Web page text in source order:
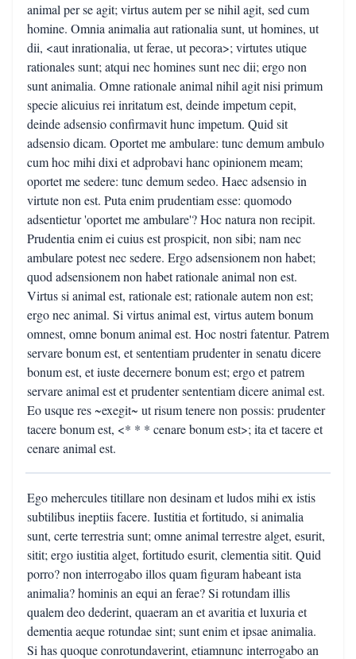
animal per se agit; virtus autem per se nihil agit, sed cum
homine. Omnia animalia aut rationalia sunt, ut homines, ut
dii, <aut inrationalia, ut ferae, ut pecora>; virtutes utique
rationales sunt; atqui nec homines sunt nec dii; ergo non
sunt animalia. Omne rationale animal nihil agit nisi primum
specie alicuius rei inritatum est, deinde impetum cepit,
deinde adsensio confirmavit hunc impetum. Quid sit
adsensio dicam. Oportet me ambulare: tunc demum ambulo
cum hoc mihi dixi et adprobavi hanc opinionem meam;
oportet me sedere: tunc demum sedeo. Haec adsensio in
virtute non est. Puta enim prudentiam esse: quomodo
adsentietur 'oportet me ambulare'? Hoc natura non recipit.
Prudentia enim ei cuius est prospicit, non sibi; nam nec
ambulare potest nec sedere. Ergo adsensionem non habet;
quod adsensionem non habet rationale animal non est.
Virtus si animal est, rationale est; rationale autem non est;
ergo nec animal. Si virtus animal est, virtus autem bonum
omnest, omne bonum animal est. Hoc nostri fatentur. Patrem
servare bonum est, et sententiam prudenter in senatu dicere
bonum est, et iuste decernere bonum est; ergo et patrem
servare animal est et prudenter sententiam dicere animal est.
Eo usque res ~exegit~ ut risum tenere non possis: prudenter
tacere bonum est, <* * * cenare bonum est>; ita et tacere et
cenare animal est.
Ego mehercules titillare non desinam et ludos mihi ex istis
subtilibus ineptiis facere. Iustitia et fortitudo, si animalia
sunt, certe terrestria sunt; omne animal terrestre alget, esurit,
sitit; ergo iustitia alget, fortitudo esurit, clementia sitit. Quid
porro? non interrogabo illos quam figuram habeant ista
animalia? hominis an equi an ferae? Si rotundam illis
qualem deo dederint, quaeram an et avaritia et luxuria et
dementia aeque rotundae sint; sunt enim et ipsae animalia.
Si has quoque conrotundaverint, etiamnunc interrogabo an